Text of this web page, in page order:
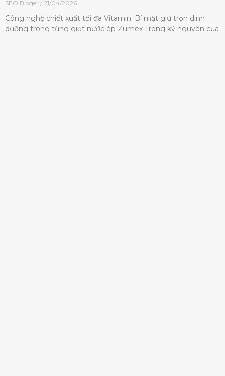
SEO Bloger 21/04/2026
Công nghệ chiết xuất tối đa Vitamin: Bí mật giữ trọn dinh
dưỡng trong từng giọt nước ép Zumex Trong kỷ nguyên của